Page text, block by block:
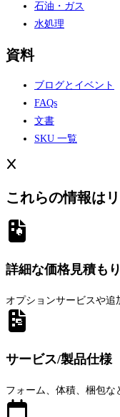
石油・ガス
水処理
資料
ブログとイベント
FAQs
文書
SKU 一覧
これらの情報は
詳細な価格見積もり
オプションサービスや追
サービス/製品仕様
フォーム、体積、梱包な